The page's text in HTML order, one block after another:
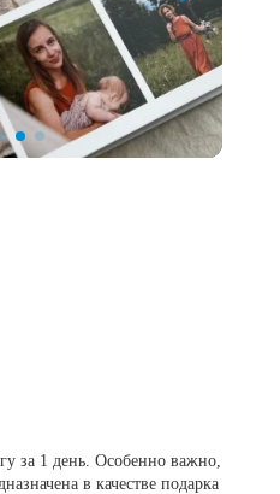
за 1 день. Особенно важно,
в качестве подарка